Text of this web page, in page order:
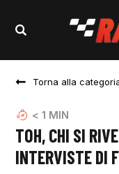
Torna alla
< 1 MIN
TOH, CHI SI
INTERVISTE DI